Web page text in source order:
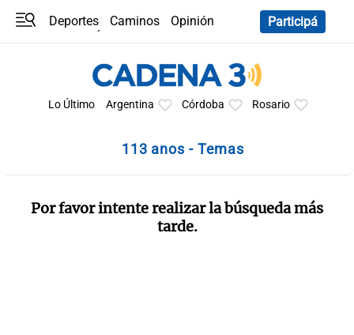
Deportes Caminos
Opinión
Participá
Lo Último Argentina Córdoba Rosario
113 anos - Temas
Por favor intente realizar la búsqueda más
tarde.